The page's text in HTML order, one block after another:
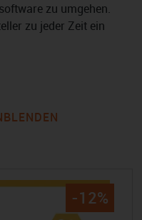
zu umgehen.
zu jeder Zeit ein
-12%